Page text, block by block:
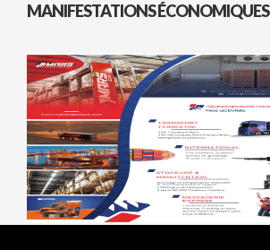
MANIFESTATIONS ÉCONOMIQUES